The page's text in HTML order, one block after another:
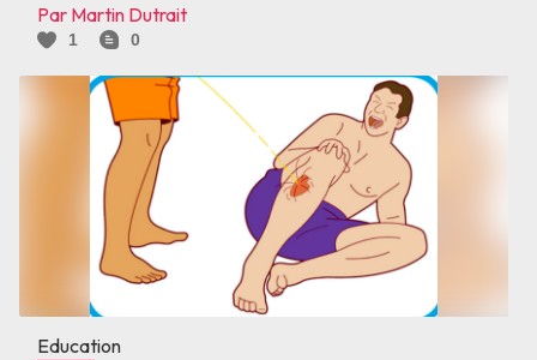
Par Martin Dutrait
1 0
Education